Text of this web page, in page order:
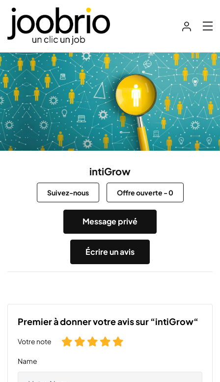
intiGrow
Suivez-nous Offre ouverte -0
Message privé
Écrire un avis
Premier à donner votre avis sur “intiGrow“
Votre note
Name